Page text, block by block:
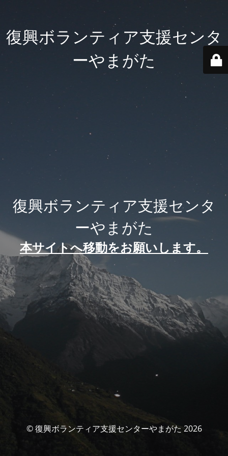
復興ボランティア支援センタ
ーやまがた
復興ボランティア支援センタ
ーやまがた
本サイトへ移動をお願いします。
© 復興ボランティア支援センターやまがた 2026